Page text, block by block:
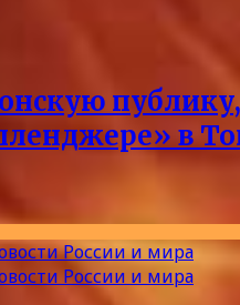
публику,
в